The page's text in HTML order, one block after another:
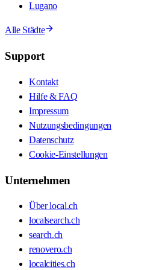
Lugano
Alle Städte
Support
Kontakt
Hilfe & FAQ
Impressum
Nutzungsbedingungen
Datenschutz
Cookie-Einstellungen
Unternehmen
Über local.ch
localsearch.ch
search.ch
renovero.ch
localcities.ch